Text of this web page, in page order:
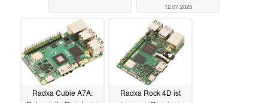
12.07.2025
Radxa Cubie A7A:
Radxa Rock 4D ist